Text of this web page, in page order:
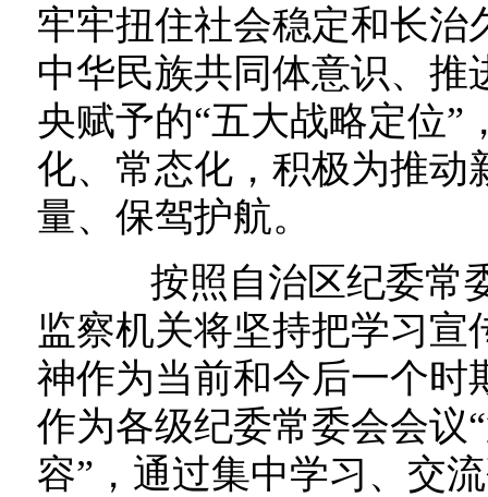
牢牢扭住社会稳定和长治
中华民族共同体意识、
央赋予的“五大战略定位”
化、常态化，积极为推动
量、保驾护航。
按照自治区纪委常委
监察机关将坚持把学习
神作为当前和今后一个时
作为各级纪委常委会会议
容”，通过集中学习、交